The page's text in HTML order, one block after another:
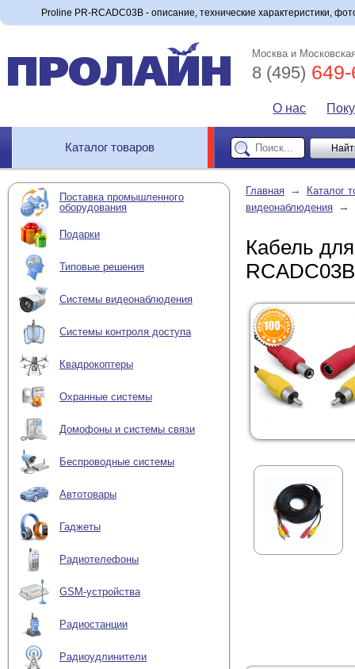
Proline PR-RCADC03B - описание, технические характеристики,
Москва и
8 (495)
О нас
Каталог товаров
Поставка промышленного
оборудования
Подарки
Типовые решения
Системы видеонаблюдения
Системы контроля доступа
Квадрокоптеры
Охранные системы
Домофоны и системы связи
Беспроводные системы
Автотовары
Гаджеты
Радиотелефоны
GSM-устройства
Радиостанции
Радиоудлинители
Главная →
Каталог
видеонаблюдения →
Кабель
RCADC03B